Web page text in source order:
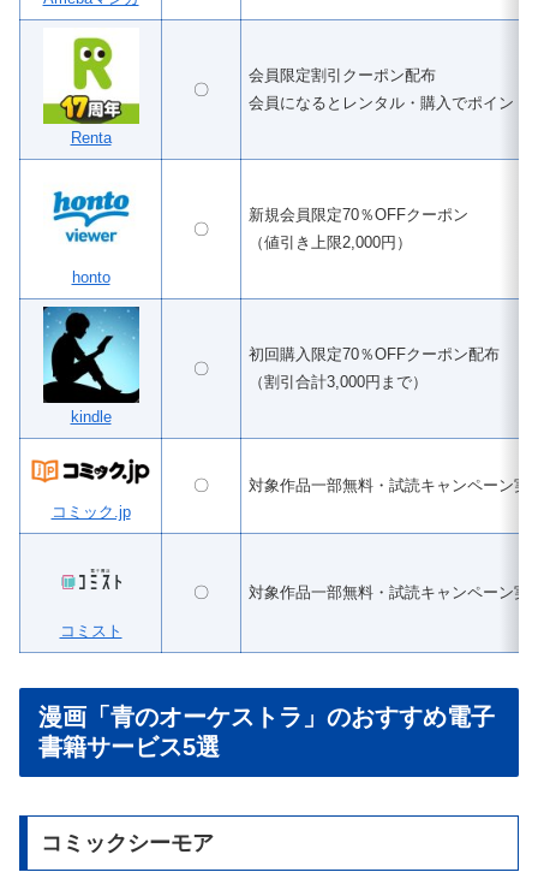
Renta
〇
会員限定割引クーポン配布
会員になるとレンタル・購入でポイント
honto
〇
新規会員限定70％OFFクーポン
（値引き上限2,000円）
kindle
〇
初回購入限定70％OFFクーポン配布
（割引合計3,000円まで）
コミック.jp
〇 対象作品一部無料・試読キャンペーン実
コミスト
〇 対象作品一部無料・試読キャンペーン実
漫画「青のオーケストラ」のおすすめ電子
書籍サービス5選
コミックシーモア